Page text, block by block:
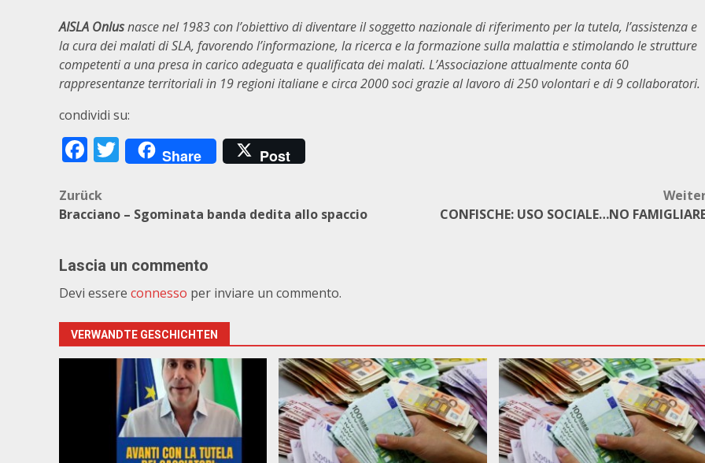
AISLA Onlusnasce nel 1983 con l’obiettivo di diventare il soggetto nazionale di riferimento per la tutela, l’assistenza e
la cura dei malati di SLA, favorendo l’informazione, la ricerca e la formazione sulla malattia e stimolando le strutture
competenti a una presa in carico adeguata e qualificata dei malati. L’Associazione attualmente conta 60
rappresentanze territoriali in 19 regioni italiane e circa 2000 soci grazie al lavoro di 250 volontari e di 9 collaboratori.
condividi su:
Facebook
Twitter
Share Post
Beitragsnavigation
Zurück
Bracciano – Sgominata banda dedita allo spaccio
CONFISCHE: USO SOCIALE…NO
Lascia un commento
Devi essere connesso per inviare un commento.
VERWANDTE GESCHICHTEN